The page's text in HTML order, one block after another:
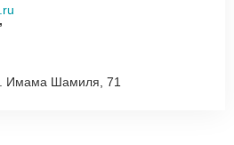
Имама Шамиля, 71